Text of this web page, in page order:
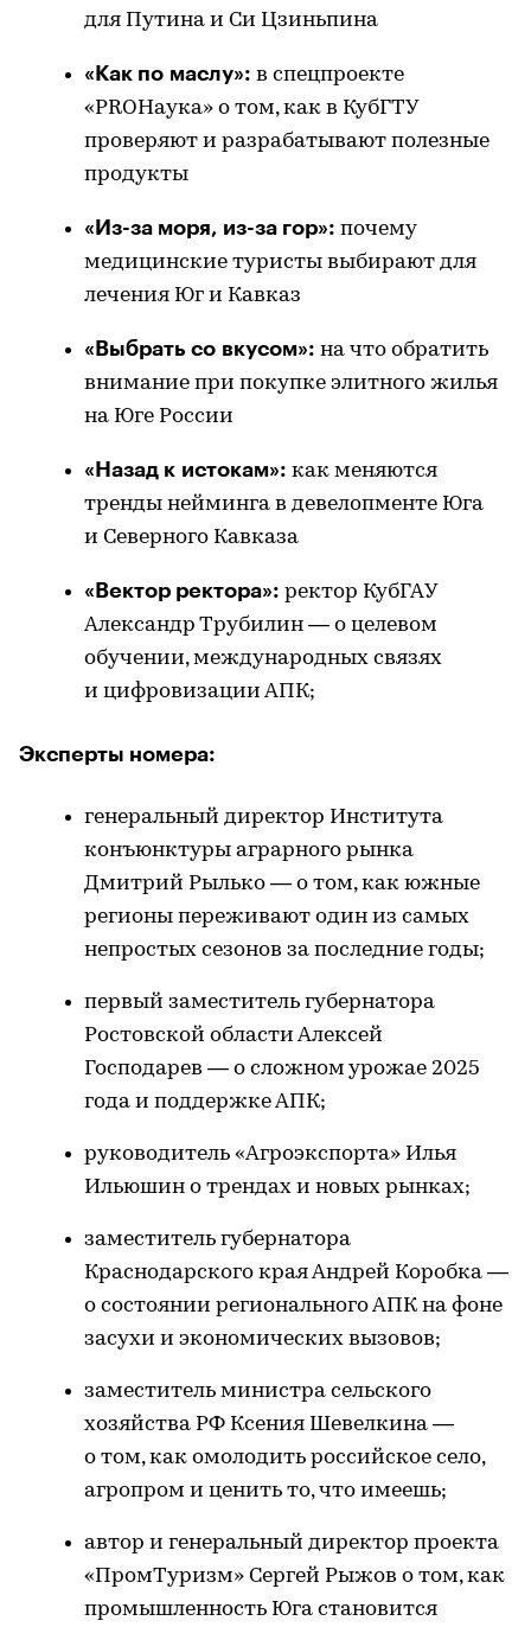
для Путина и Си Цзиньпина
«Как по маслу»: в спецпроекте
«PROНаука» о том, как в КубГТУ
проверяют и разрабатывают полезные
продукты
«Из-за моря, из-за гор»: почему
медицинские туристы выбирают для
лечения Юг и Кавказ
«Выбрать со вкусом»: на что обратить
внимание при покупке элитного жилья
на Юге России
«Назад к истокам»: как меняются
тренды нейминга в девелопменте Юга
и Северного Кавказа
«Вектор ректора»: ректор КубГАУ
Александр Трубилин — о целевом
обучении, международных связях
и цифровизации АПК;
Эксперты номера:
генеральный директор Института
конъюнктуры аграрного рынка
Дмитрий Рылько — о том, как южные
регионы переживают один из самых
непростых сезонов за последние годы;
первый заместитель губернатора
Ростовской области Алексей
Господарев — о сложном урожае 2025
года и поддержке АПК;
руководитель «Агроэкспорта» Илья
Ильюшин о трендах и новых рынках;
заместитель губернатора
Краснодарского края Андрей Коробка —
о состоянии регионального АПК на фоне
засухи и экономических вызовов;
заместитель министра сельского
хозяйства РФ Ксения Шевелкина —
о том, как омолодить российское село,
агропром и ценить то, что имеешь;
автор и генеральный директор проекта
«ПромТуризм» Сергей Рыжов о том, как
промышленность Юга становится